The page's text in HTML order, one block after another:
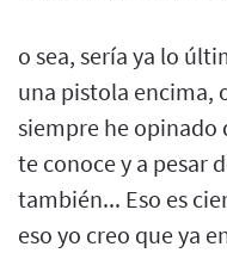
o sea, sería ya lo
una pistola encima,
siempre he opinado
te conoce y a pesar
también... Eso es
eso yo creo que ya